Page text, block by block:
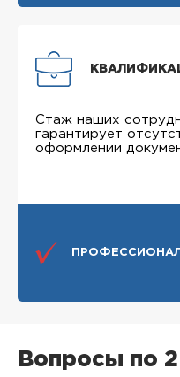
Стаж наших
гарантирует
оформлении
Вопросы по 2